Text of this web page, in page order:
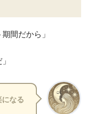
間だから」
なる